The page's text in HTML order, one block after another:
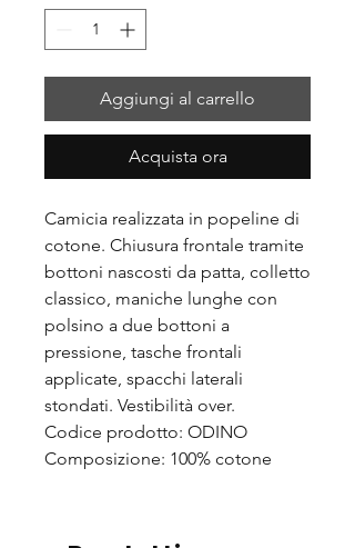
Aggiungi al carrello
Acquista ora
Camicia realizzata in popeline di
cotone. Chiusura frontale tramite
bottoni nascosti da patta, colletto
classico, maniche lunghe con
polsino a due bottoni a
pressione, tasche frontali
applicate, spacchi laterali
stondati. Vestibilità over.
Codice prodotto: ODINO
Composizione: 100% cotone